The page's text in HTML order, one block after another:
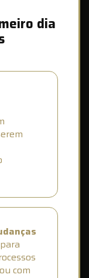
dia
com